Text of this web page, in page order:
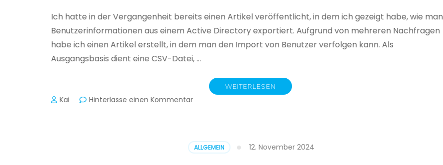
Ich hatte in der Vergangenheit bereits einen Artikel veröffentlicht, in dem ich gezeigt habe, wie man
Benutzerinformationen aus einem Active Directory exportiert. Aufgrund von mehreren Nachfragen
habe ich einen Artikel erstellt, in dem man den Import von Benutzer verfolgen kann. Als
Ausgangsbasis dient eine CSV-Datei, …
WEITERLESEN
Kai Hinterlasse einen Kommentarzu
Benutzer
aus
ALLGEMEIN 12. November 2024